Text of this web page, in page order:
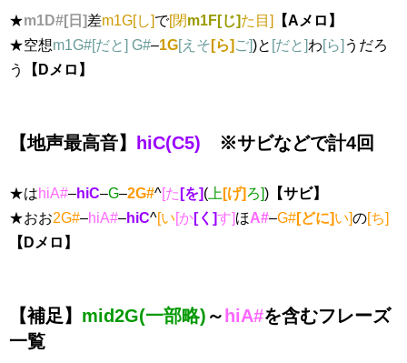
★m1D#[日]差m1G[し]で[閉m1F[じ]た目]
【Aメロ】
★空想m1G#[だと] G#–1G[えそ [ら] ご])と [だと]わ[ら] うだろ
う
【Dメロ】
【地声最高音】 hiC(C5) ※サビなどで計4回
★はhiA#–hiC–G–2G#^[た [を]( 上 [げ]ろ]) 【サビ】
★おお2G#–hiA#–hiC^[い[か[く]す]ほA#–G#[どに]い]の[ち]
【Dメロ】
【補足】 mid2G(一部略) ～ hiA#を含むフレーズ
一覧